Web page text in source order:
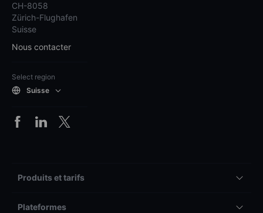
CH-8058
Zürich-Flughafen
Suisse
Nous contacter
Select region
Suisse
Produits et tarifs
Plateformes